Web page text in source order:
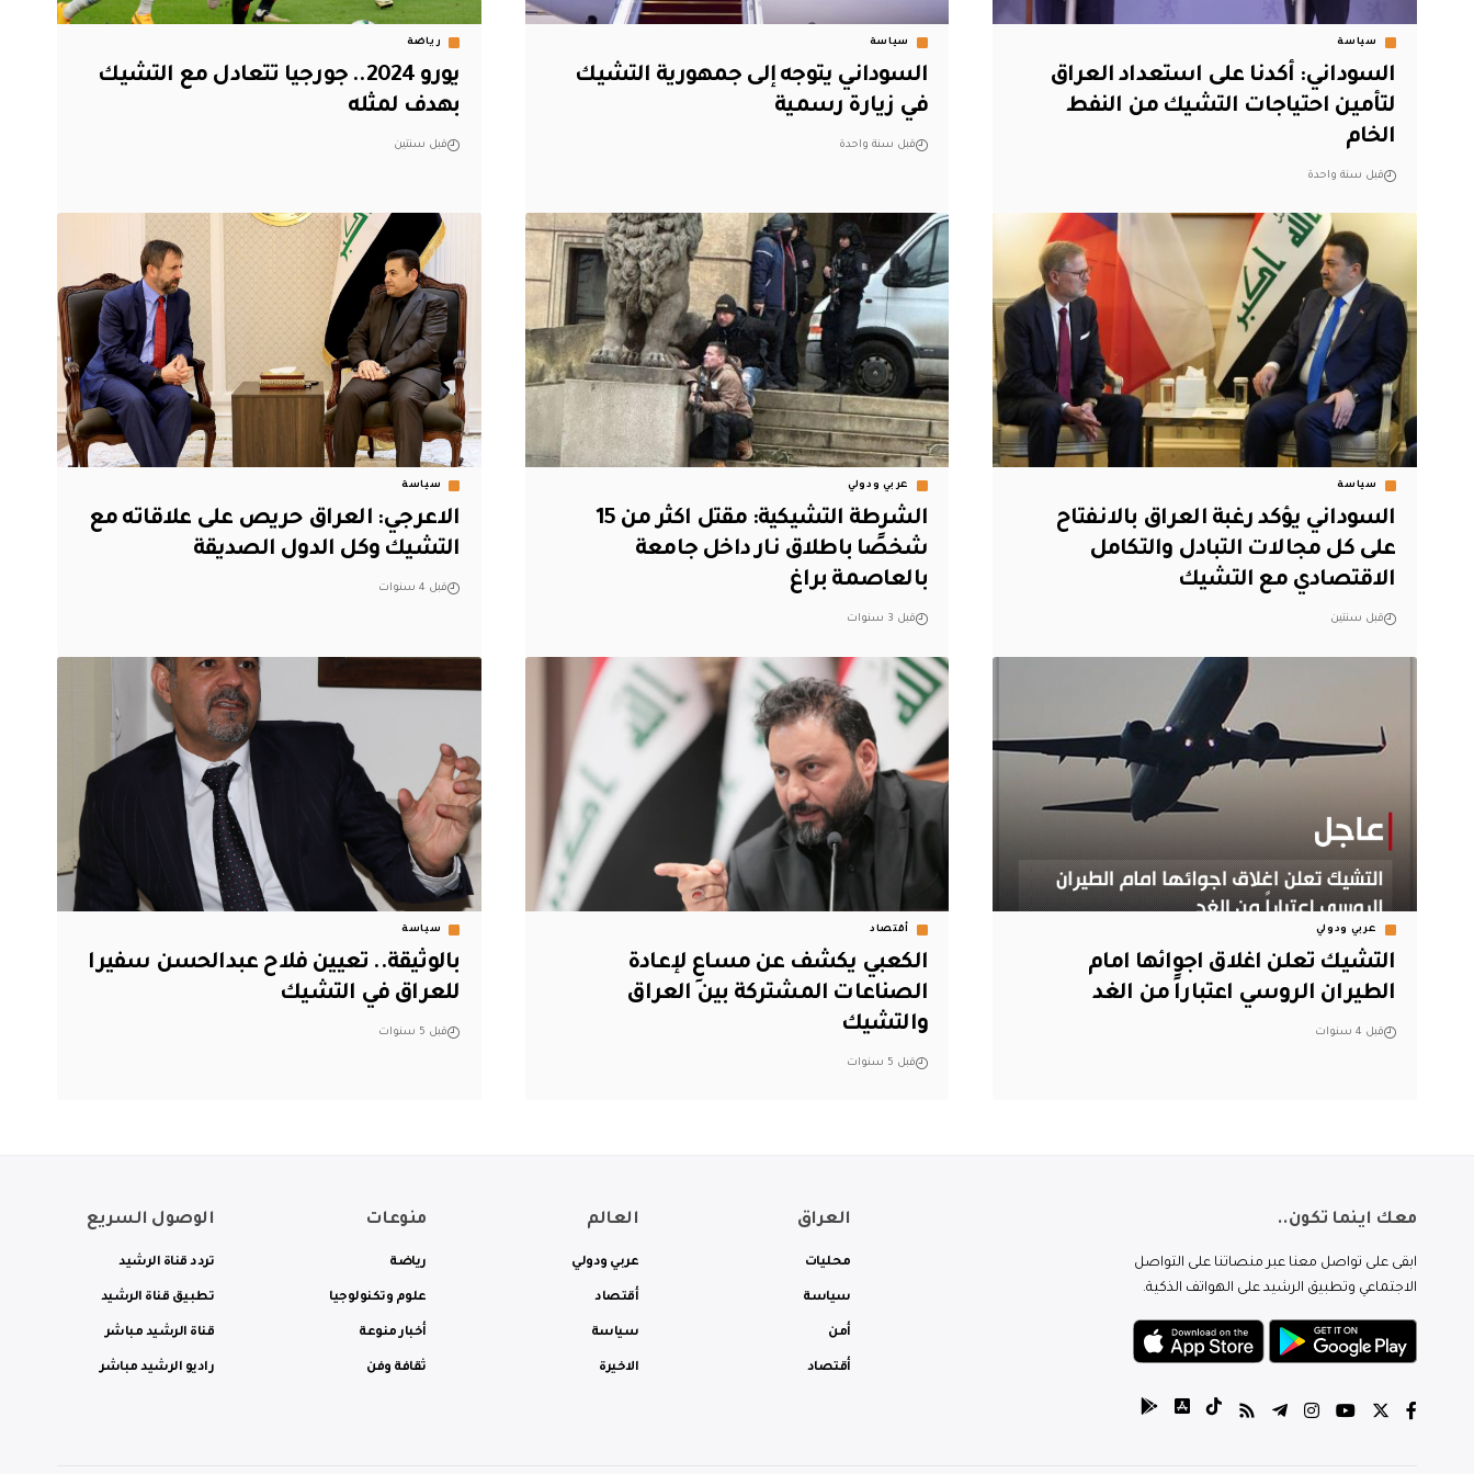
سياسة
السوداني: أكدنا على استعداد العراق
لتأمين احتياجات التشيك من النفط
الخام
قبل سنة واحدة
سياسة
السوداني يتوجه إلى جمهورية التشيك
في زيارة رسمية
قبل سنة واحدة
رياضة
يورو 2024.. جورجيا تتعادل مع التشيك
بهدف لمثله
قبل سنتين
سياسة
السوداني يؤكد رغبة العراق بالانفتاح
على كل مجالات التبادل والتكامل
الاقتصادي مع التشيك
قبل سنتين
عربي ودولي
الشرطة التشيكية: مقتل اكثر من 15
شخصًا باطلاق نار داخل جامعة
بالعاصمة براغ
قبل 3 سنوات
سياسة
الاعرجي: العراق حريص على علاقاته مع
التشيك وكل الدول الصديقة
قبل 4 سنوات
عربي ودولي
التشيك تعلن اغلاق اجوائها امام
الطيران الروسي اعتباراً من الغد
قبل 4 سنوات
أقتصاد
الكعبي يكشف عن مساعِ لإعادة
الصناعات المشتركة بين العراق
والتشيك
قبل 5 سنوات
سياسة
بالوثيقة.. تعيين فلاح عبدالحسن سفيرا
للعراق في التشيك
قبل 5 سنوات
معك اينما تكون..
ابقى على تواصل معنا عبر منصاتنا على التواصل
الاجتماعي وتطبيق الرشيد على الهواتف الذكية.
العراق
محليات
سياسة
أمن
أقتصاد
العالم
عربي ودولي
أقتصاد
سياسة
الاخيرة
منوعات
رياضة
علوم وتكنولوجيا
أخبار منوعة
ثقافة وفن
الوصول السريع
تردد قناة الرشيد
تطبيق قناة الرشيد
قناة الرشيد مباشر
راديو الرشيد مباشر